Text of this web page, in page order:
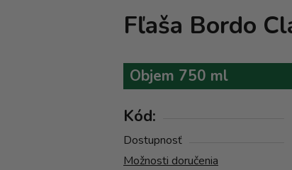
Fľaša Bordo
Objem 750 ml
Kód:
Dostupnosť
Možnosti doručenia